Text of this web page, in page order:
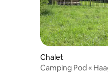
Chalet
Camping Pod «